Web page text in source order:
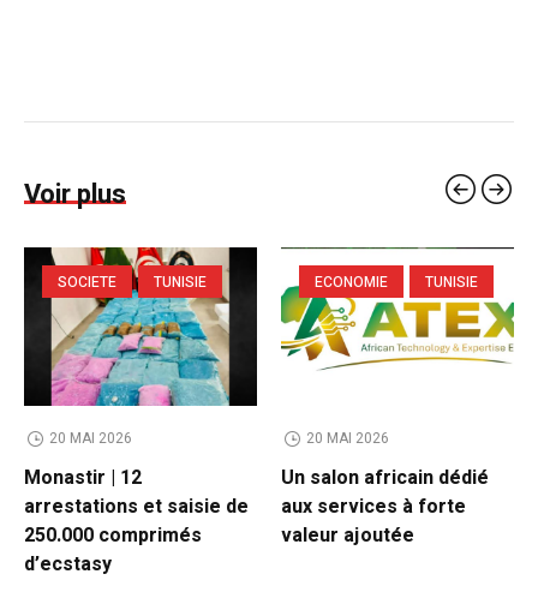
Voir plus
SOCIETE TUNISIE
20 MAI 2026
Monastir | 12
arrestations et saisie de
250.000 comprimés
d’ecstasy
ECONOMIE TUNISIE
20 MAI 2026
Un salon africain dédié
aux services à forte
valeur ajoutée